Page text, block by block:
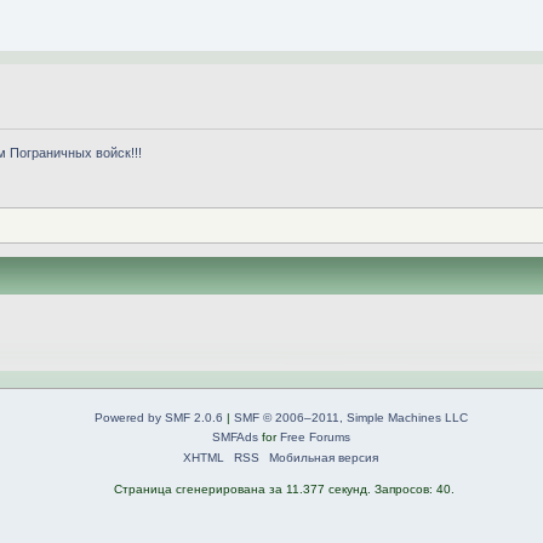
Пограничных войск!!!
Powered by SMF 2.0.6 | SMF © 2006–2011, Simple Machines LLC
SMFAdsforFree Forums
XHTML
RSS Мобильная версия
Страница сгенерирована за 11.377 секунд. Запросов: 40.